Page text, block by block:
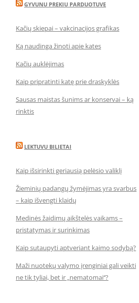
GYVUNU PREKIU PARDUOTUVE
Kačių skiepai – vakcinacijos grafikas
Ką naudinga žinoti apie kates
Kačių auklėjimas
Kaip pripratinti katę prie draskyklės
Sausas maistas šunims ar konservai – ką
rinktis
LEKTUVU BILIETAI
Kaip išsirinkti geriausią pelėsio valiklį
Žieminių padangų žymėjimas yra svarbus
– kaip išvengti klaidų
Medinės žaidimų aikštelės vaikams –
pristatymas ir surinkimas
Kaip sutaupyti aptveriant kaimo sodybą?
Maži nuotekų valymo įrenginiai gali veikti
ne tik tyliai, bet ir „nematomai‘‘?